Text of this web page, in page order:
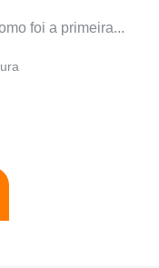
foi a primeira...